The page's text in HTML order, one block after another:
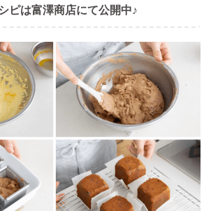
ピは富澤商店にて公開中♪